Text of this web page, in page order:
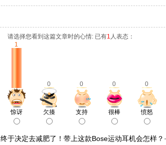
请选择您看到这篇文章时的心情: 已有1 人表态：
1
0 0 0 0
惊讶 欠揍 支持 很棒 愤怒
终于决定去减肥了！带上这款Bose运动耳机会怎样？·